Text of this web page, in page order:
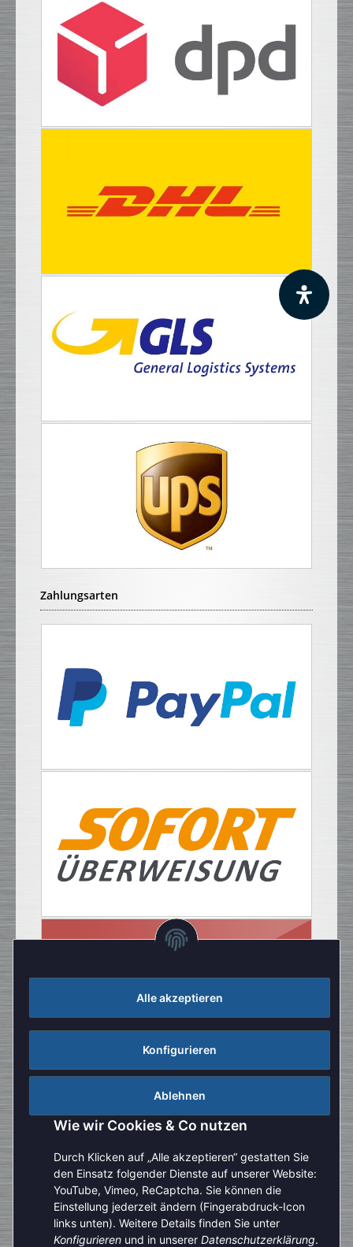
Alle akzeptieren
Konfigurieren
Ablehnen
Wie wir Cookies & Co nutzen
Durch Klicken auf „Alle akzeptieren“ gestatten Sie
den Einsatz folgender Dienste auf unserer Website:
YouTube, Vimeo, ReCaptcha. Sie können die
Einstellung jederzeit ändern (Fingerabdruck-Icon
links unten). Weitere Details finden Sie unter
Konfigurieren und in unserer Datenschutzerklärung.
Aufgrund der Urlaubszeit kann es aktuell zu verlängerten
Bearbeitungszeiten kommen. Bitte beachten Sie außerdem,
Zahlungsarten
Vertrag widerrufen